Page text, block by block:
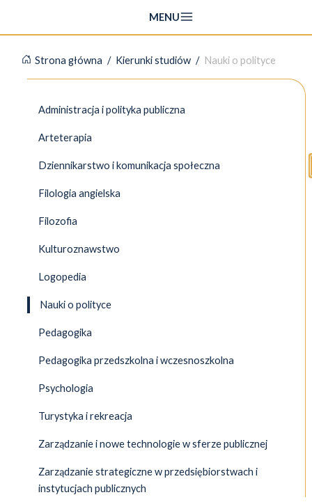
MENU
Strona główna / Kierunki studiów / Nauki o polityce
Administracja i polityka publiczna
Arteterapia
Dziennikarstwo i komunikacja społeczna
Filologia angielska
Filozofia
Kulturoznawstwo
Logopedia
Nauki o polityce
Pedagogika
Pedagogika przedszkolna i wczesnoszkolna
Psychologia
Turystyka i rekreacja
Zarządzanie i nowe technologie w sferze publicznej
Zarządzanie strategiczne w przedsiębiorstwach i
instytucjach publicznych